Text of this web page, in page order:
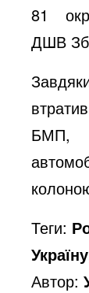
81
ДШВ
БМП,
Теги:
Автор: